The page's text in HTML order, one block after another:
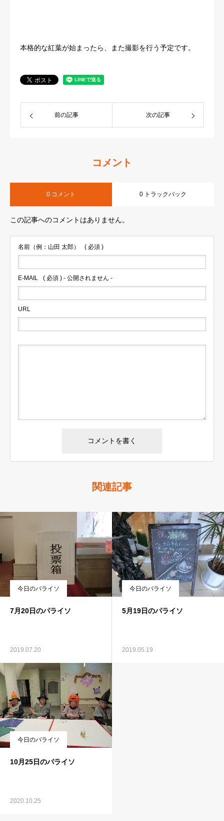
本格的な紅葉が始まったら、また撮影を行う予定です。
前の記事 次の記事
コメント
0 コメント 0 トラックバック
この記事へのコメントはありません。
名前（例：山田 太郎） ( 必須 )
E-MAIL ( 必須 ) - 公開されません -
URL
関連記事
今日のパライソ
7月20日のパライソ
2019.07.20
今日のパライソ
5月19日のパライソ
2019.05.19
今日のパライソ
10月25日のパライソ
2020.10.25